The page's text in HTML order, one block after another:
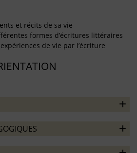
et récits de sa vie
formes d’écritures littéraires
de vie par l’écriture